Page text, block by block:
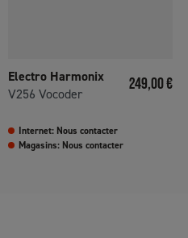
Electro Harmonix
V256 Vocoder
Prix
249,00 €
Internet: Nous contacter
Magasins: Nous contacter